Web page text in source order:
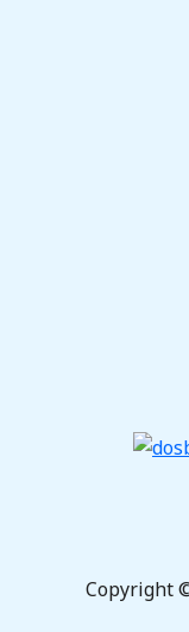
Copyright